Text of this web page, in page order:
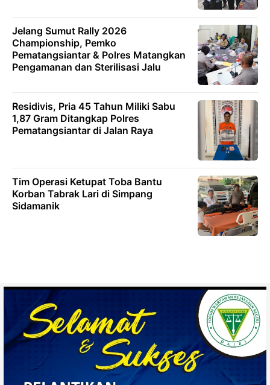
Jelang Sumut Rally 2026
Championship, Pemko
Pematangsiantar & Polres Matangkan
Pengamanan dan Sterilisasi Jalu
Residivis, Pria 45 Tahun Miliki Sabu
1,87 Gram Ditangkap Polres
Pematangsiantar di Jalan Raya
Tim Operasi Ketupat Toba Bantu
Korban Tabrak Lari di Simpang
Sidamanik